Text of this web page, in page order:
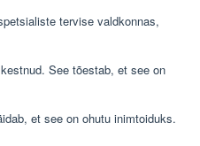
tervise valdkonnas,
See tõestab, et see on
et see on ohutu inimtoiduks.